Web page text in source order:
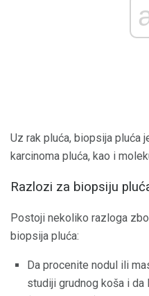
Uz rak pluća, biopsija pluća
karcinoma pluća, kao i
Razlozi za biopsiju
Postoji nekoliko razloga
biopsija pluća:
Da procenite nodul ili
studiji grudnog koša i da